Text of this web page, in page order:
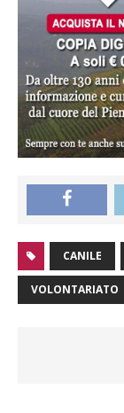
CANILE
VOLONTARIATO